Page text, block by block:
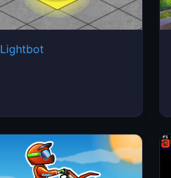
Lightbot